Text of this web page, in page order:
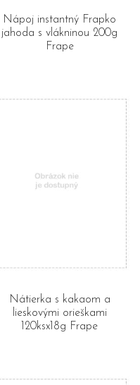
Nápoj instantný Frapko
jahoda s vlákninou 200g
Frape
Nátierka s kakaom a
lieskovými orieškami
120ksx18g Frape